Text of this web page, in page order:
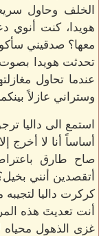
الخلف وحاول
هويدا، كنت أنوي
معها؟ صدقيني
تحدثت هويدا بصوت
عندما تحاول
وستراني عازلاً
استمع الى داليا
أساساً أنا لا أخرج
صاح طارق
أتقصدين أنني
كركرت داليا
أنت تعديتَ هذه
غزى الذهول محياه